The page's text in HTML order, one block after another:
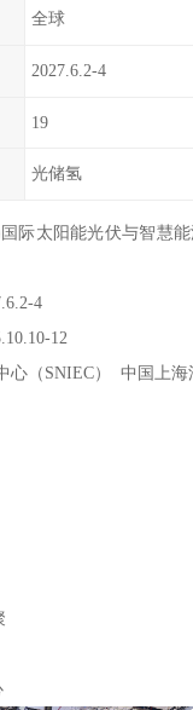
全球
2027.6.2-4
19
光储氢
国际太阳能光伏与智慧
4
12
心（SNIEC） 中国上海